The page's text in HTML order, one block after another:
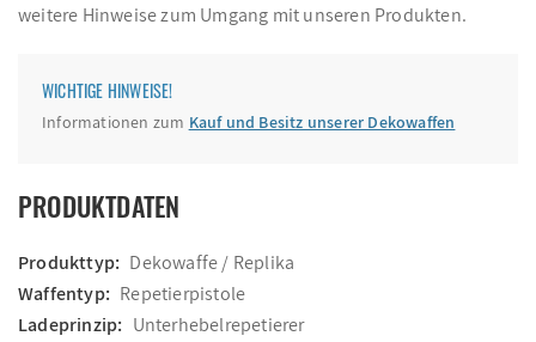
weitere Hinweise zum Umgang mit unseren Produkten.
WICHTIGE HINWEISE!
Informationen zum Kauf und Besitz unserer Dekowaffen
PRODUKTDATEN
Produkttyp: Dekowaffe / Replika
Waffentyp: Repetierpistole
Ladeprinzip: Unterhebelrepetierer